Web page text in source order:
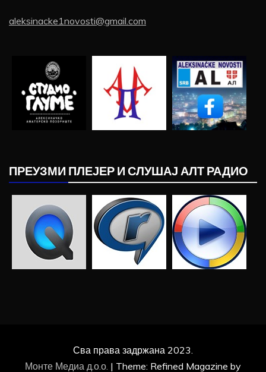
aleksinacke1novosti@gmail.com
ПРЕУЗМИ ПЛЕЈЕР И СЛУШАЈ АЛТ РАДИО
Сва права задржана 2023.
Монте Медиа д.о.о. | Theme: Refined Magazine by